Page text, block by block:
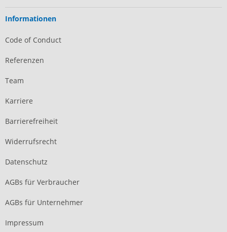
Informationen
Code of Conduct
Referenzen
Team
Karriere
Barrierefreiheit
Widerrufsrecht
Datenschutz
AGBs für Verbraucher
AGBs für Unternehmer
Impressum